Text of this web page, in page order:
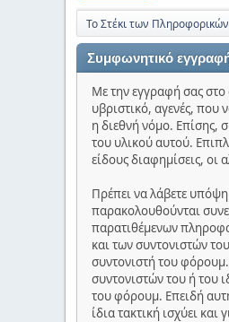
Το Στέκι των Πληροφορικών
Συμφωνητικό
Με την εγγραφή σας στο
υβριστικό, αγενές, που
η διεθνή νόμο. Επίσης,
του υλικού αυτού.
είδους διαφημίσεις, οι
Πρέπει να λάβετε
παρακολουθούνται
παρατιθέμενων
και των συντονιστών
συντονιστή του
συντονιστών του ή του
του φόρουμ. Επειδή
ίδια τακτική ισχύει